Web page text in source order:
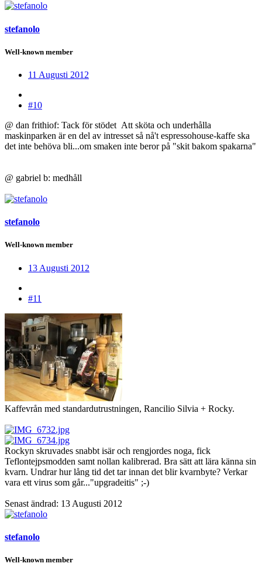
stefanolo
Well-known member
11 Augusti 2012
#10
@ dan frithiof: Tack för stödet Att sköta och underhålla
maskinparken är en del av intresset så nå't espressohouse-kaffe ska
det inte behöva bli...om smaken inte beror på "skit bakom spakarna"
@ gabriel b: medhåll
stefanolo
Well-known member
13 Augusti 2012
#11
Kaffevrån med standardutrustningen, Rancilio Silvia + Rocky.
Rockyn skruvades snabbt isär och rengjordes noga, fick
Teflontejpsmodden samt nollan kalibrerad. Bra sätt att lära känna sin
kvarn. Undrar hur lång tid det tar innan det blir kvarnbyte? Verkar
vara ett virus som går..."upgradeitis" ;-)
Senast ändrad: 13 Augusti 2012
stefanolo
Well-known member